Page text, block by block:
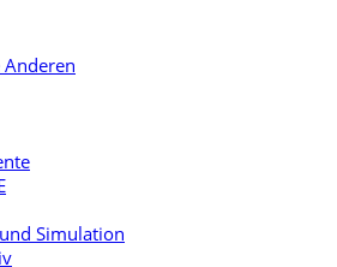
Anderen
Simulation